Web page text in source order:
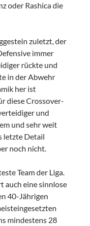
oder Rashica die
zuletzt, der
immer
rückte und
in der Abwehr
her ist
diese Crossover-
und
und sehr weit
letzte Detail
noch nicht.
Team der Liga.
auch eine sinnlose
40-Jährigen
mindestens 28